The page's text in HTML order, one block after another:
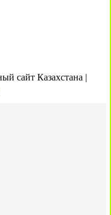
сайт Казахстана |